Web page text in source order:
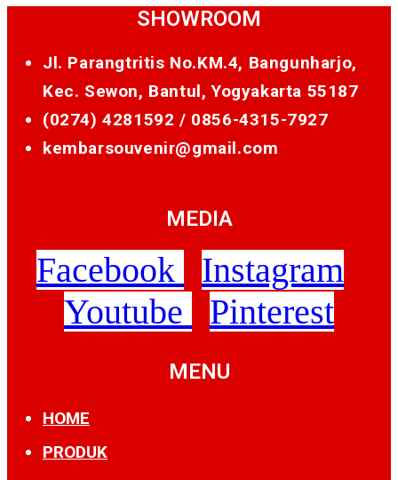
SHOWROOM
Jl. Parangtritis No.KM.4, Bangunharjo,
Kec. Sewon, Bantul, Yogyakarta 55187
(0274) 4281592 / 0856-4315-7927
kembarsouvenir@gmail.com
MEDIA
Facebook
Instagram
Youtube
Pinterest
MENU
HOME
PRODUK